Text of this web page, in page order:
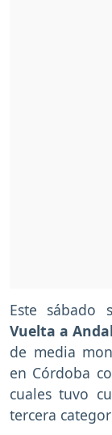
Este sábado
Vuelta a
de media
en Córdoba
cuales tuvo
tercera